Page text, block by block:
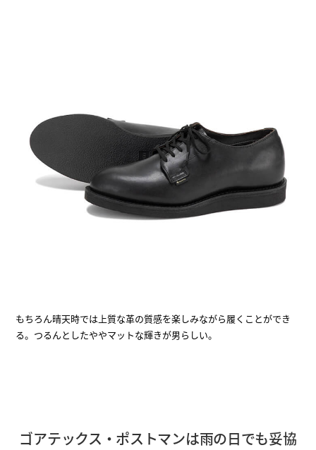
もちろん晴天時では上質な革の質感を楽しみながら履くことができ
る。つるんとしたややマットな輝きが男らしい。
ゴアテックス・ポストマンは雨の日でも妥協